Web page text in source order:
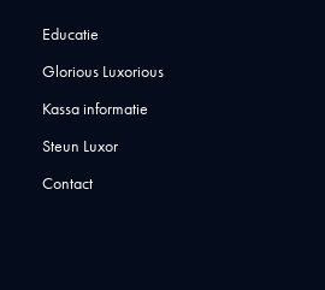
Educatie
Glorious Luxorious
Kassa informatie
Steun Luxor
Contact